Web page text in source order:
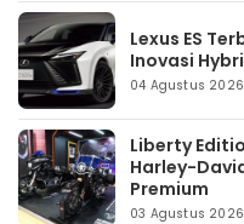
Lexus ES
Inovasi
04 Agustus 2026
Liberty
Harley-
Premium
03 Agustus 2026